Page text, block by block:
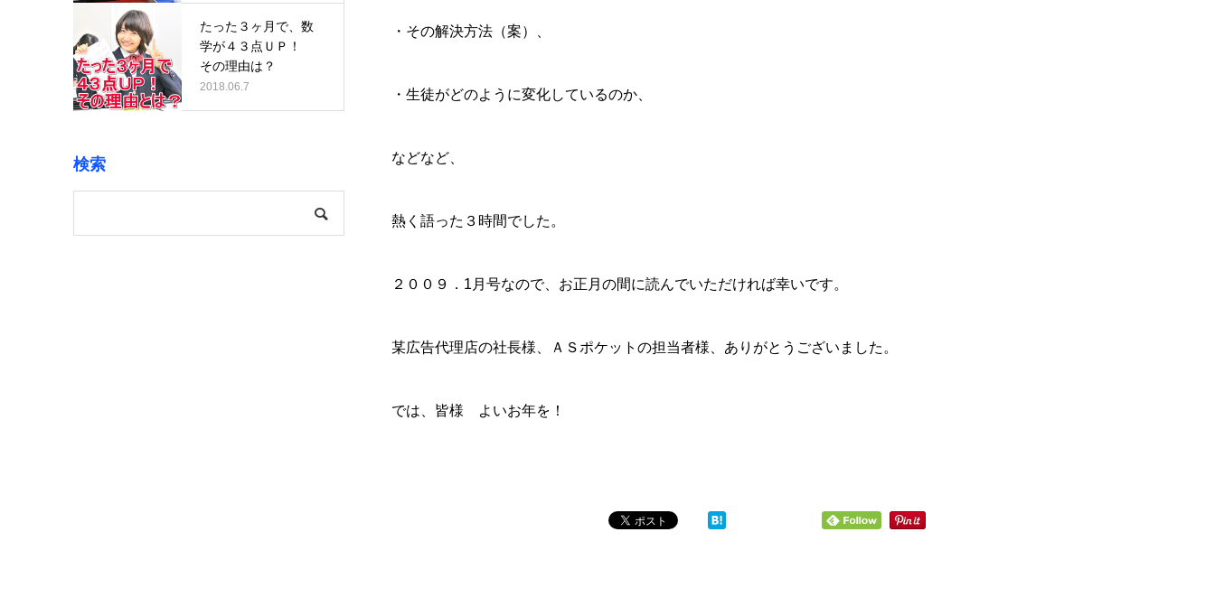
・その解決方法（案）、
・生徒がどのように変化しているのか、
などなど、
熱く語った３時間でした。
２００９．1月号なので、お正月の間に読んでいただければ幸いです。
某広告代理店の社長様、ＡＳポケットの担当者様、ありがとうございました。
では、皆様 よいお年を！
たった３ヶ月で、数
学が４３点ＵＰ！
その理由は？
2018.06.7
検索